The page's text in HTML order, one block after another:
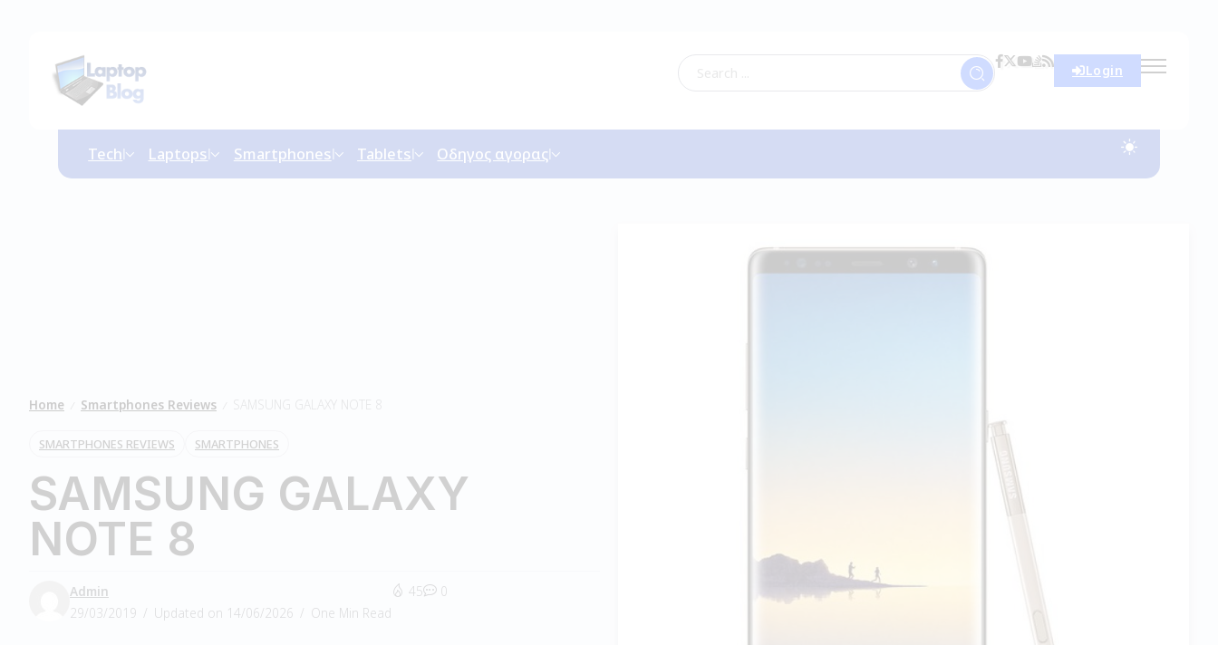
Login
Tech Laptops Smartphones Tablets Οδηγος αγορας
Home Smartphones Reviews SAMSUNG GALAXY NOTE 8
SMARTPHONES REVIEWS SMARTPHONES
SAMSUNG GALAXY
NOTE 8
Admin
29/03/2019
Updated on 14/06/2026 One Min Read
45 0